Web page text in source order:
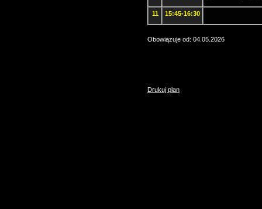
11 15:45-16:30
Obowiązuje od: 04.05.2026
Drukuj plan